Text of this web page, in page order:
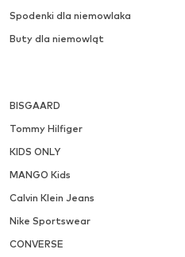
Spodenki dla niemowlaka
Buty dla niemowląt
BISGAARD
Tommy Hilfiger
KIDS ONLY
MANGO Kids
Calvin Klein Jeans
Nike Sportswear
CONVERSE